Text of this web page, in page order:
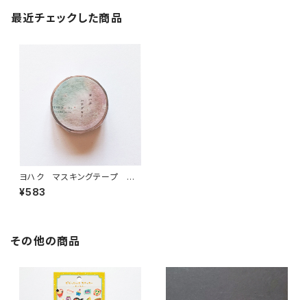
最近チェックした商品
ヨハク マスキングテープ ハ
ナグモリ Y-165
¥583
その他の商品